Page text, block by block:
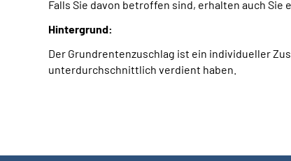
Falls Sie davon betroffen sind, erhalten auch Sie
Hintergrund:
Der Grundrentenzuschlag ist ein individueller
unterdurchschnittlich verdient haben.